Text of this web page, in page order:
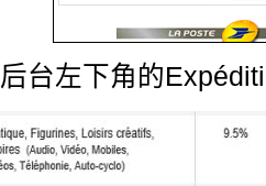
台左下角的